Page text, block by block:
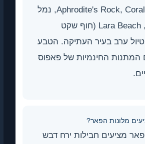
Aphrodite's Rock, Coral Bay Sunset, נמל
פאפוס בערב, Lara Beach (חוף שקט
ערב בעיר העתיקה. הטבע
המתנות החינמיות של פאפוס
מלונות הפאר?
מציעים חבילות ירח דבש